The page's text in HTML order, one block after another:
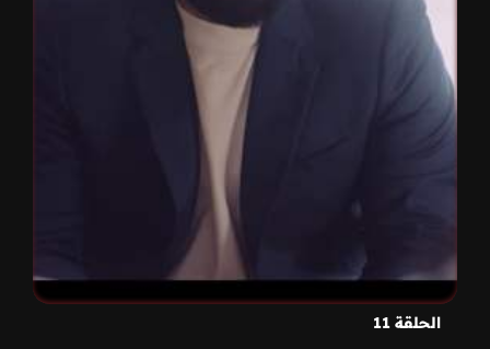
الحلقة 11